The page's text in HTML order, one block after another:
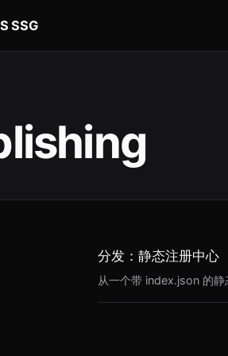
SSG
分发：静态注册中心
从一个带 index.json 的静